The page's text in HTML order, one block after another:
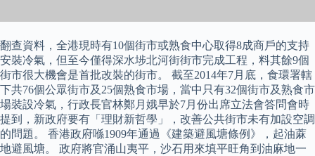
翻查資料，全港現時有10個街市或熟食中心取得8成商戶的支持
安裝冷氣，但至今僅得深水埗北河街街市完成工程，料其餘9個
街市很大機會是首批改裝的街市。 截至2014年7月底，食環署轄
下共76個公眾街市及25個熟食市場，當中只有32個街市及熟食市
場裝設冷氣，行政長官林鄭月娥早於7月份出席立法會答問會時
提到，新政府要有「理財新哲學」，改善公共街市未有加設空調
的問題。 香港政府喺1909年通過《建築避風塘條例》，起油蔴
地避風塘。 政府將官涌山夷平，沙石用來填平旺角到油麻地一